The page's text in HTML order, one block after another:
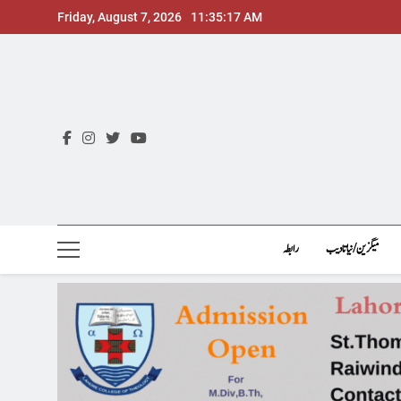
to
Friday, August 7, 2026 11:35:18 AM
رابطہ میگزین/نیاتادیب